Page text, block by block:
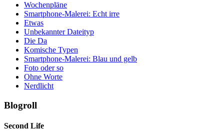
Wochenpläne
Smartphone-Malerei: Echt irre
Etwas
Unbekannter Dateityp
Die Da
Komische Typen
Smartphone-Malerei: Blau und gelb
Foto oder so
Ohne Worte
Nerdlicht
Blogroll
Second Life